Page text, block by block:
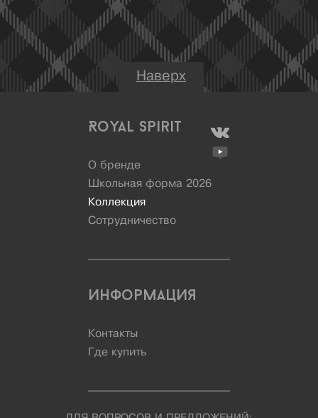
Наверх
Royal Spirit
О бренде
Школьная форма 2026
Коллекция
Сотрудничество
Информация
Контакты
Где купить